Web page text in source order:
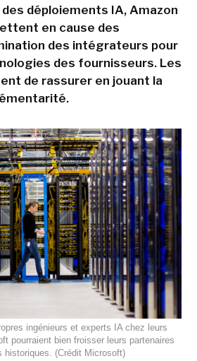
déploiements IA, Amazon
en cause des
des intégrateurs pour
des fournisseurs. Les
de rassurer en jouant la
ingénieurs et experts IA chez leurs
pourraient bien froisser leurs partenaires
historiques. (Crédit Microsoft)